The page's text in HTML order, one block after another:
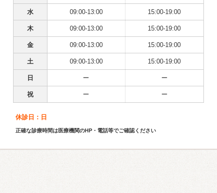
水 09:00-13:00 15:00-19:00
木 09:00-13:00 15:00-19:00
金 09:00-13:00 15:00-19:00
土 09:00-13:00 15:00-19:00
日 ー ー
祝 ー ー
休診日：日
正確な診療時間は医療機関のHP・電話等でご確認ください